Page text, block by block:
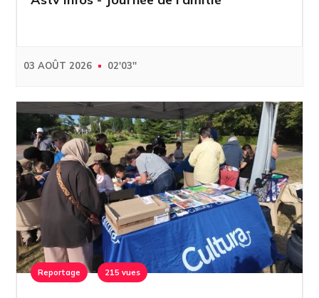
03 AOÛT 2026 02'03''
Reportage 215 vues